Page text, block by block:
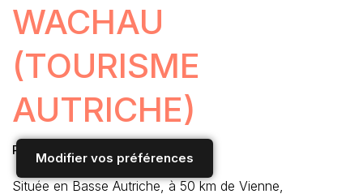
Modifier vos préférences
WACHAU
(TOURISME
AUTRICHE)
Par Nanou D. 1 Commentaire
Située en Basse Autriche, à 50 km de Vienne,